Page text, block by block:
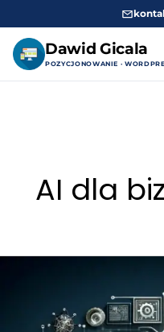
Dawid Gicala
POZYCJONOWANIE ·
AI dla